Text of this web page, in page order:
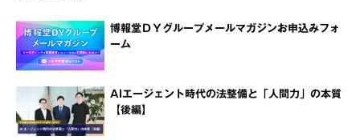
博報堂ＤＹグループメールマガジンお申込みフォ
ーム
AIエージェント時代の法整備と「人間力」の本質
【後編】